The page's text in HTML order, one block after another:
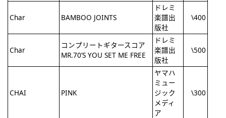
Char BAMBOO JOINTS
ドレミ
楽譜出
版社
\400
Char
コンプリートギタースコア
MR.70’S YOU SET ME FREE
ドレミ
楽譜出
版社
\500
CHAI PINK
ヤマハ
ミュー
ジック
メディ
ア
\300